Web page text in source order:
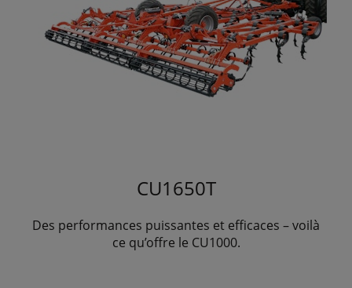
CU1650T
Des performances puissantes et efficaces – voilà
ce qu’offre le CU1000.